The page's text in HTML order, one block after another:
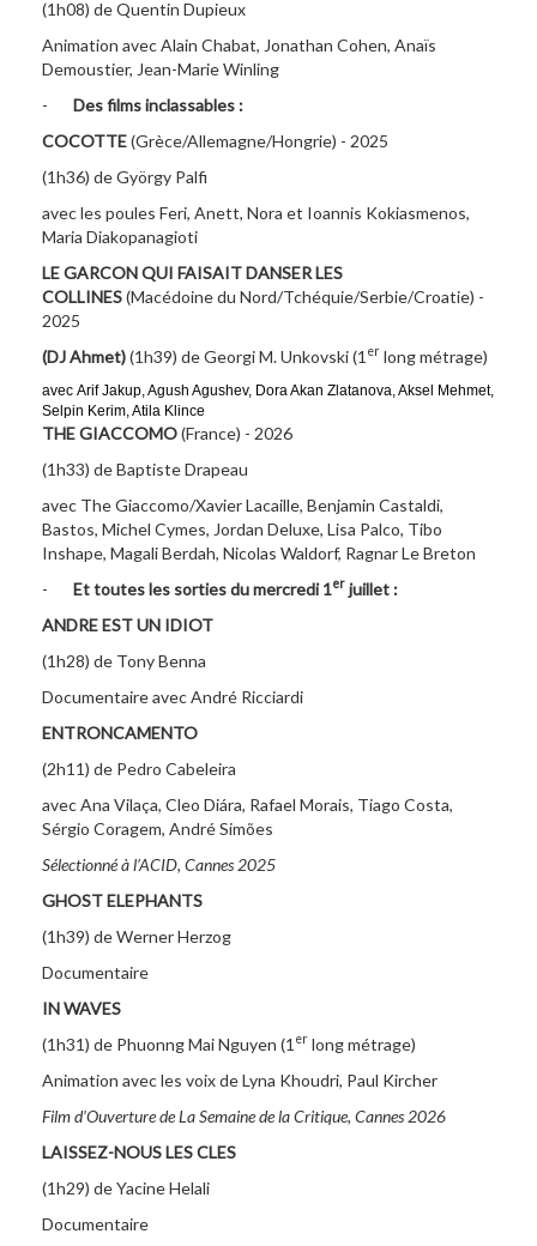
(1h08) de Quentin Dupieux
Animation avec Alain Chabat, Jonathan Cohen, Anaïs
Demoustier, Jean-Marie Winling
- Des films inclassables :
COCOTTE(Grèce/Allemagne/Hongrie) - 2025
(1h36) de György Palfi
avec les poules Feri, Anett, Nora et Ioannis Kokiasmenos,
Maria Diakopanagioti
LE GARCON QUI FAISAIT DANSER LES
COLLINES(Macédoine du Nord/Tchéquie/Serbie/Croatie) -
2025
(DJ Ahmet)(1h39) de Georgi M. Unkovski (1 er long métrage)
avec Arif Jakup, Agush Agushev, Dora Akan Zlatanova, Aksel Mehmet,
Selpin Kerim, Atila Klince
THE GIACCOMO(France) - 2026
(1h33) de Baptiste Drapeau
avec The Giaccomo/Xavier Lacaille, Benjamin Castaldi,
Bastos, Michel Cymes, Jordan Deluxe, Lisa Palco, Tibo
Inshape, Magali Berdah, Nicolas Waldorf, Ragnar Le Breton
- Et toutes les sorties du mercredi 1er juillet :
ANDRE EST UN IDIOT
(1h28) de Tony Benna
Documentaire avec André Ricciardi
ENTRONCAMENTO
(2h11) de Pedro Cabeleira
avec Ana Vilaça, Cleo Diára, Rafael Morais, Tiago Costa,
Sérgio Coragem, André Simões
Sélectionné à l’ACID, Cannes 2025
GHOST ELEPHANTS
(1h39) de Werner Herzog
Documentaire
IN WAVES
(1h31) de Phuonng Mai Nguyen (1 er long métrage)
Animation avec les voix de Lyna Khoudri, Paul Kircher
Film d’Ouverture de La Semaine de la Critique, Cannes 2026
LAISSEZ-NOUS LES CLES
(1h29) de Yacine Helali
Documentaire